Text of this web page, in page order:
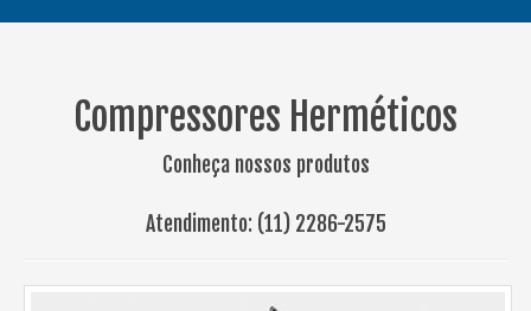
EVENTOS
Compressores Herméticos
Conheça nossos produtos
Atendimento: (11) 2286-2575